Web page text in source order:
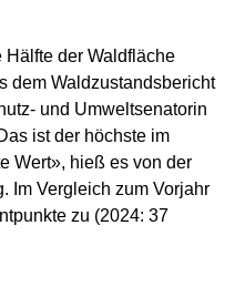
Hälfte der Waldfläche
dem Waldzustandsbericht
und Umweltsenatorin
ist der höchste im
Wert», hieß es von der
Im Vergleich zum Vorjahr
zu (2024: 37